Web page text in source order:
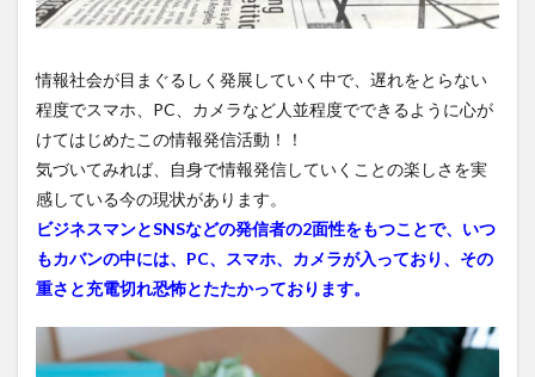
情報社会が目まぐるしく発展していく中で、遅れをとらない
程度でスマホ、PC、カメラなど人並程度でできるように心が
けてはじめたこの情報発信活動！！
気づいてみれば、自身で情報発信していくことの楽しさを実
感している今の現状があります。
ビジネスマンとSNSなどの発信者の2面性をもつことで、いつ
もカバンの中には、PC、スマホ、カメラが入っており、その
重さと充電切れ恐怖とたたかっております。